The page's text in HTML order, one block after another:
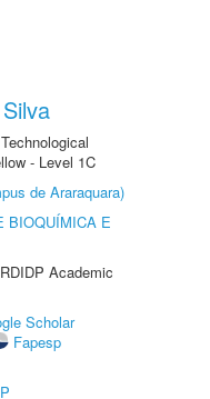
- Level 1C
de Araraquara)
BIOQUÍMICA E
Academic
Scholar
Fapesp